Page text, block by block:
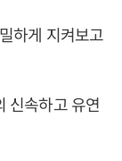
하게 지켜보고
신속하고 유연